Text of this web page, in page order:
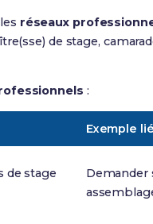
réseaux
de stage,
:
Exemple
de stage
Demander